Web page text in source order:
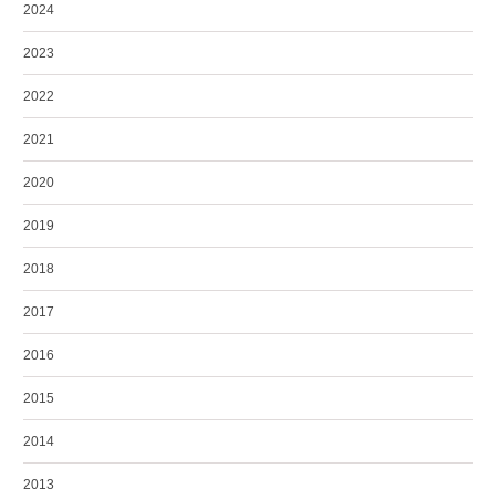
2024
2023
2022
2021
2020
2019
2018
2017
2016
2015
2014
2013